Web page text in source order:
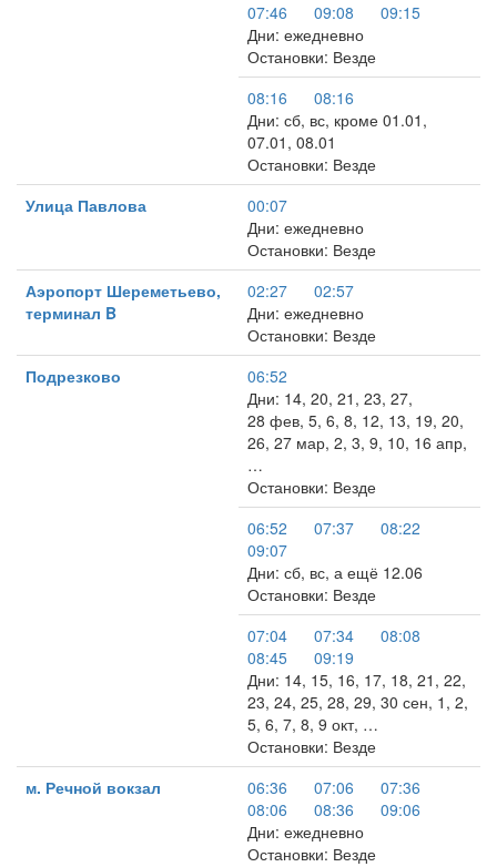
07:46
09:08
09:15
Дни: ежедневно
Остановки: Везде
08:16
08:16
Дни: сб, вс, кроме 01.01,
07.01, 08.01
Остановки: Везде
Улица Павлова
00:07
Дни: ежедневно
Остановки: Везде
Аэропорт Шереметьево,
терминал B
02:27
02:57
Дни: ежедневно
Остановки: Везде
Подрезково
06:52
Дни: 14, 20, 21, 23, 27,
28 фев, 5, 6, 8, 12, 13, 19, 20,
26, 27 мар, 2, 3, 9, 10, 16 апр,
…
Остановки: Везде
06:52
07:37
08:22
09:07
Дни: сб, вс, а ещё 12.06
Остановки: Везде
07:04
07:34
08:08
08:45
09:19
Дни: 14, 15, 16, 17, 18, 21, 22,
23, 24, 25, 28, 29, 30 сен, 1, 2,
5, 6, 7, 8, 9 окт, …
Остановки: Везде
м. Речной вокзал
06:36 07:06
07:36
08:06
08:36
09:06
Дни: ежедневно
Остановки: Везде